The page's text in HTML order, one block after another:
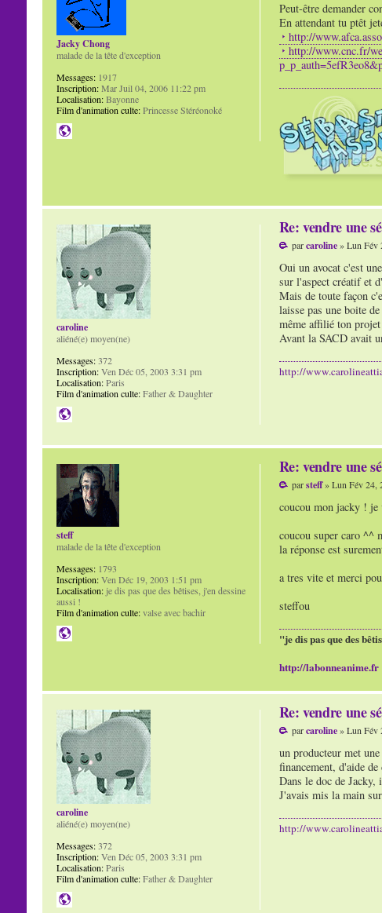
Peut-être demander
En attendant tu ptêt
http://
http://www.cnc.fr/
Jacky Chong
malade de la tête d'exception
Messages:1917
Inscription:Mar Juil 04, 2006 11:22 pm
Localisation:Bayonne
Film d'animation culte:Princesse Stéréonoké
Re: vendre une
parcaroline» Lun Fév
Oui un avocat c'est
sur l'aspect créatif et
Mais de toute façon
laisse pas une boite
même affilié ton
Avant la SACD avait
http://
caroline
aliéné(e) moyen(ne)
Messages:372
Inscription:Ven Déc 05, 2003 3:31 pm
Localisation:Paris
Film d'animation culte:Father & Daughter
Re: vendre une
parsteff» Lun Fév 24,
coucou mon jacky ! je
coucou super caro ^^
la réponse est
a tres vite et merci
steffou
"je dis pas que des
http://labonneanime.fr
steff
malade de la tête d'exception
Messages:1793
Inscription:Ven Déc 19, 2003 1:51 pm
Localisation:je dis pas que des bêtises, j'en dessine
aussi !
Film d'animation culte:valse avec bachir
Re: vendre une
parcaroline» Lun Fév
un producteur met
financement, d'aide
Dans le doc de
J'avais mis la main
http://
caroline
aliéné(e) moyen(ne)
Messages:372
Inscription:Ven Déc 05, 2003 3:31 pm
Localisation:Paris
Film d'animation culte:Father & Daughter